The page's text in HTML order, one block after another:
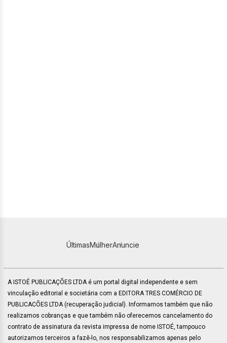
ÚltimasMulherAnuncie
A ISTOÉ PUBLICAÇÕES LTDA é um portal digital independente e sem
vinculação editorial e societária com a EDITORA TRES COMÉRCIO DE
PUBLICACÕES LTDA (recuperação judicial). Informamos também que não
realizamos cobranças e que também não oferecemos cancelamento do
contrato de assinatura da revista impressa de nome ISTOÉ, tampouco
autorizamos terceiros a fazê-lo, nos responsabilizamos apenas pelo